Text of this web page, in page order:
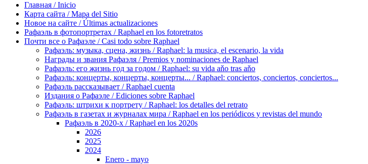
Главная / Inicio
Карта сайта / Mapa del Sitio
Новое на сайте / Últimas actualizaciones
Рафаэль в фотопортретах / Raphael en los fotoretratos
Почти все о Рафаэле / Casi todo sobre Raphael
Рафаэль: музыка, сцена, жизнь / Raphael: la musica, el escenario, la vida
Награды и звания Рафаэля / Premios y nominaciones de Raphael
Рафаэль: его жизнь год за годом / Raphael: su vida aňo tras aňo
Рафаэль: концерты, концерты, концерты... / Raphael: conciertos, сonciertos, сonciertos...
Рафаэль рассказывает / Raphael cuenta
Издания о Рафаэле / Ediciones sobre Raphael
Рафаэль: штрихи к портрету / Raphael: los detalles del retrato
Рафаэль в газетах и журналах мира / Raphael en los periódicos y revistas del mundo
Рафаэль в 2020-х / Raphael en los 2020s
2026
2025
2024
Enero - mayo